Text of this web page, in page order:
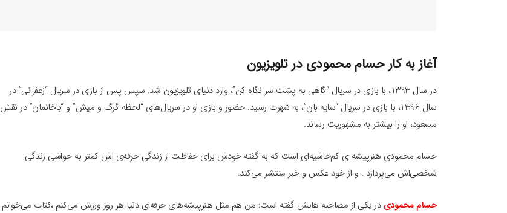
آغاز به کار حسام محمودی در تلویزیون
در سال 1393، با بازی در سریال “گاهی به پشت سر نگاه کن”، وارد دنیای تلویزیون شد. سپس پس از بازی در سریال “زعفرانی” در
سال 1396، با بازی در سریال “سایه بان”، به شهرت رسید. حضور و بازی او در سریال‌های “لحظه گرگ و میش” و “باخانمان” در نقش
مسعود، او را بیشتر به مشهوریت رساند.
حسام محمودی هنرپیشه ی کم‌حاشیه‌ای است که به گفته خودش برای حفاظت از زندگی حرفه‌‌ی اش کمتر به حواشی زندگی
شخصی‌اش می‌پردازد . و از خود عکس و خبر منتشر می‌کند.
حسام محمودی در یکی از مصاحبه هایش گفته است: من هم مثل هنرپیشه‌های حرفه‌ای دنیا هر روز ورزش می‌کنم ،کتاب می‌خوانم